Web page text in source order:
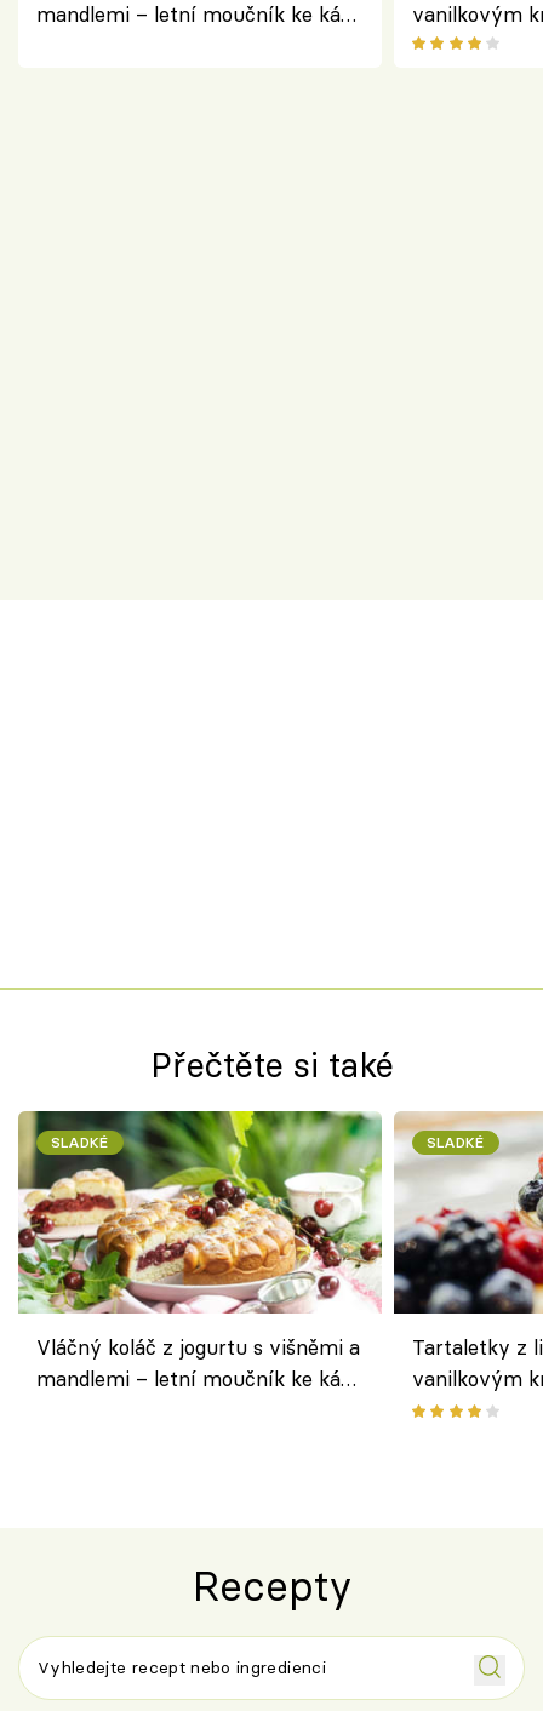
mandlemi – letní moučník ke kávě
vanilkovým
ovocem
Přečtěte si také
SLADKÉ
Vláčný koláč z jogurtu s višněmi a
mandlemi – letní moučník ke kávě
SLADKÉ
Tartaletky z
vanilkovým
ovocem
Recepty